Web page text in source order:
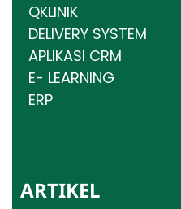
QKLINIK
DELIVERY SYSTEM
APLIKASI CRM
E- LEARNING
ERP
ARTIKEL